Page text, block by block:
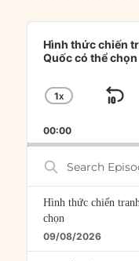
Audio
Player
Hình thức chiến
Quốc có thể chọn
CHANGE
RATE
1X
00:00
Search
Episodes
Hình thức chiến
chọn
09/08/2026